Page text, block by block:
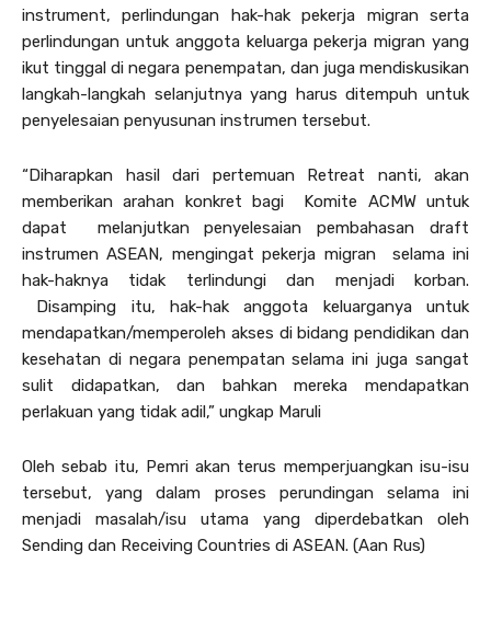
instrument, perlindungan hak-hak pekerja migran serta
perlindungan untuk anggota keluarga pekerja migran yang
ikut tinggal di negara penempatan, dan juga mendiskusikan
langkah-langkah selanjutnya yang harus ditempuh untuk
penyelesaian penyusunan instrumen tersebut.
“Diharapkan hasil dari pertemuan Retreat nanti, akan
memberikan arahan konkret bagi Komite ACMW untuk
dapat melanjutkan penyelesaian pembahasan draft
instrumen ASEAN, mengingat pekerja migran selama ini
hak-haknya tidak terlindungi dan menjadi korban.
Disamping itu, hak-hak anggota keluarganya untuk
mendapatkan/memperoleh akses di bidang pendidikan dan
kesehatan di negara penempatan selama ini juga sangat
sulit didapatkan, dan bahkan mereka mendapatkan
perlakuan yang tidak adil,” ungkap Maruli
Oleh sebab itu, Pemri akan terus memperjuangkan isu-isu
tersebut, yang dalam proses perundingan selama ini
menjadi masalah/isu utama yang diperdebatkan oleh
Sending dan Receiving Countries di ASEAN. (Aan Rus)